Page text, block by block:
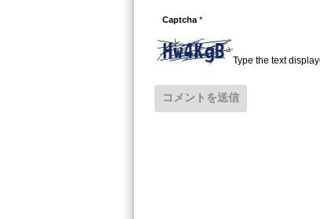
Captcha*
Type the text